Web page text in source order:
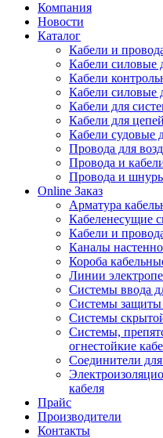
Компания
Новости
Каталог
Кабели и
Кабели силовые
Кабели
Кабели силовые
Кабели для
Кабели для
Кабели судовые
Провода для
Провода и
Провода и
Online Заказ
Арматура
Кабеленесущие
Кабели и
Каналы
Короба
Линии
Системы ввода
Системы
Системы
Системы,
огнестойкие
Соединители
кабеля
Прайс
Производители
Контакты